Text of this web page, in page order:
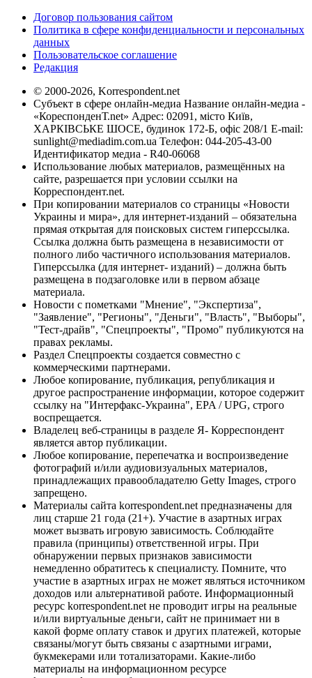
Договор пользования сайтом
Политика в сфере конфиденциальности и персональных
данных
Пользовательское соглашение
Редакция
© 2000-2026, Korrespondent.net
Субъект в сфере онлайн-медиа Название онлайн-медиа -
«КореспонденТ.net» Адрес: 02091, місто Київ,
ХАРКІВСЬКЕ ШОСЕ, будинок 172-Б, офіс 208/1 E-mail:
sunlight@mediadim.com.ua Телефон: 044-205-43-00
Идентификатор медиа - R40-06068
Использование любых материалов, размещённых на
сайте, разрешается при условии ссылки на
Корреспондент.net.
При копировании материалов со страницы «Новости
Украины и мира», для интернет-изданий – обязательна
прямая открытая для поисковых систем гиперссылка.
Ссылка должна быть размещена в независимости от
полного либо частичного использования материалов.
Гиперссылка (для интернет- изданий) – должна быть
размещена в подзаголовке или в первом абзаце
материала.
Новости с пометками "Мнение", "Экспертиза",
"Заявление", "Регионы", "Деньги", "Власть", "Выборы",
"Тест-драйв", "Спецпроекты", "Промо" публикуются на
правах рекламы.
Раздел Спецпроекты создается совместно с
коммерческими партнерами.
Любое копирование, публикация, републикация и
другое распространение информации, которое содержит
ссылку на "Интерфакс-Украина", EPA / UPG, строго
воспрещается.
Владелец веб-страницы в разделе Я- Корреспондент
является автор публикации.
Любое копирование, перепечатка и воспроизведение
фотографий и/или аудиовизуальных материалов,
принадлежащих правообладателю Getty Images, строго
запрещено.
Материалы сайта korrespondent.net предназначены для
лиц старше 21 года (21+). Участие в азартных играх
может вызвать игровую зависимость. Соблюдайте
правила (принципы) ответственной игры. При
обнаружении первых признаков зависимости
немедленно обратитесь к специалисту. Помните, что
участие в азартных играх не может являться источником
доходов или альтернативой работе. Информационный
ресурс korrespondent.net не проводит игры на реальные
и/или виртуальные деньги, сайт не принимает ни в
какой форме оплату ставок и других платежей, которые
связаны/могут быть связаны с азартными играми,
букмекерами или тотализаторами. Какие-либо
материалы на информационном ресурсе